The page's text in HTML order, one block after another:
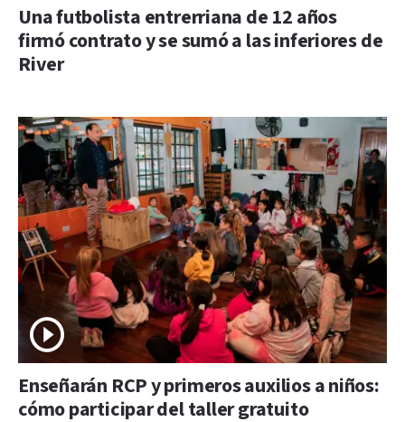
Una futbolista entrerriana de 12 años
firmó contrato y se sumó a las inferiores de
River
Enseñarán RCP y primeros auxilios a niños:
cómo participar del taller gratuito